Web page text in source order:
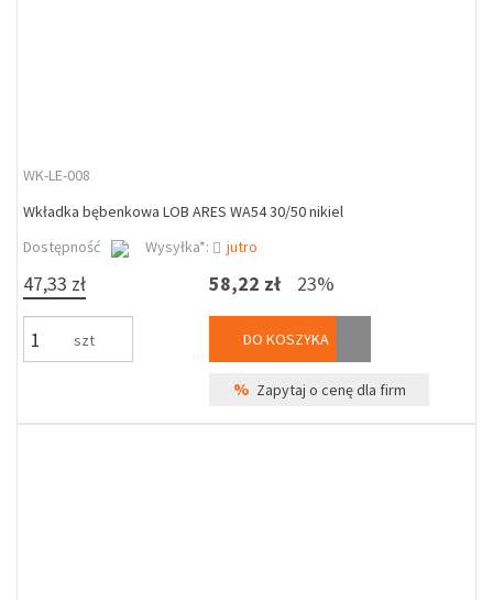
WK-LE-008
Wkładka bębenkowa LOB ARES WA54 30/50 nikiel
Dostępność
Wysyłka*: jutro
47,33 zł
szt
58,22 zł 23%
DO KOSZYKA
% Zapytaj o cenę dla firm